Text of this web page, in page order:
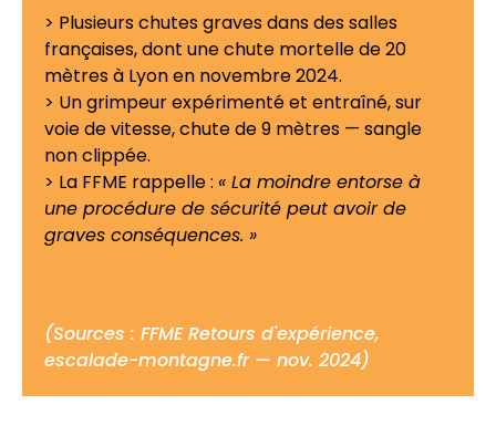
> Plusieurs chutes graves dans des salles
françaises, dont une chute mortelle de 20
mètres à Lyon en novembre 2024.
> Un grimpeur expérimenté et entraîné, sur
voie de vitesse, chute de 9 mètres — sangle
non clippée.
> La FFME rappelle : « La moindre entorse à
une procédure de sécurité peut avoir de
graves conséquences. »
(Sources : FFME Retours d'expérience,
escalade-montagne.fr — nov. 2024)